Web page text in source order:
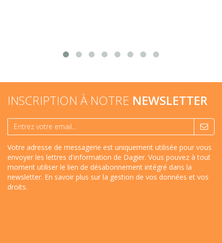
INSCRIPTION À NOTRE NEWSLETTER
Votre adresse de messagerie est uniquement utilisée pour vous
envoyer les lettres d'information de Dagier. Vous pouvez à tout
moment utiliser le lien de désabonnement intégré dans la
newsletter. En savoir plus sur la gestion de vos données et vos
droits.